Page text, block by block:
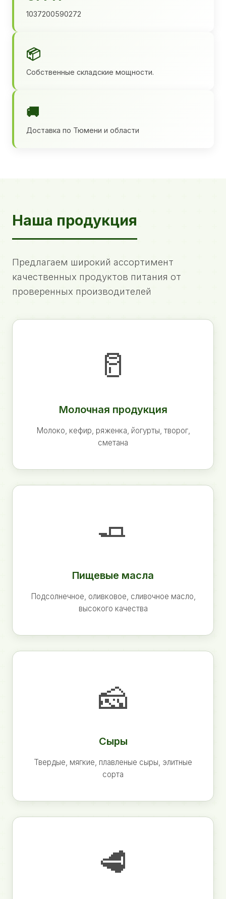
1037200590272
📦
Собственные складские мощности.
🚚
Доставка по Тюмени и области
Наша продукция
Предлагаем широкий ассортимент
качественных продуктов питания от
проверенных производителей
🥛
Молочная продукция
Молоко, кефир, ряженка, йогурты, творог,
сметана
🧈
Пищевые масла
Подсолнечное, оливковое, сливочное масло,
высокого качества
🧀
Сыры
Твердые, мягкие, плавленые сыры, элитные
сорта
🥩